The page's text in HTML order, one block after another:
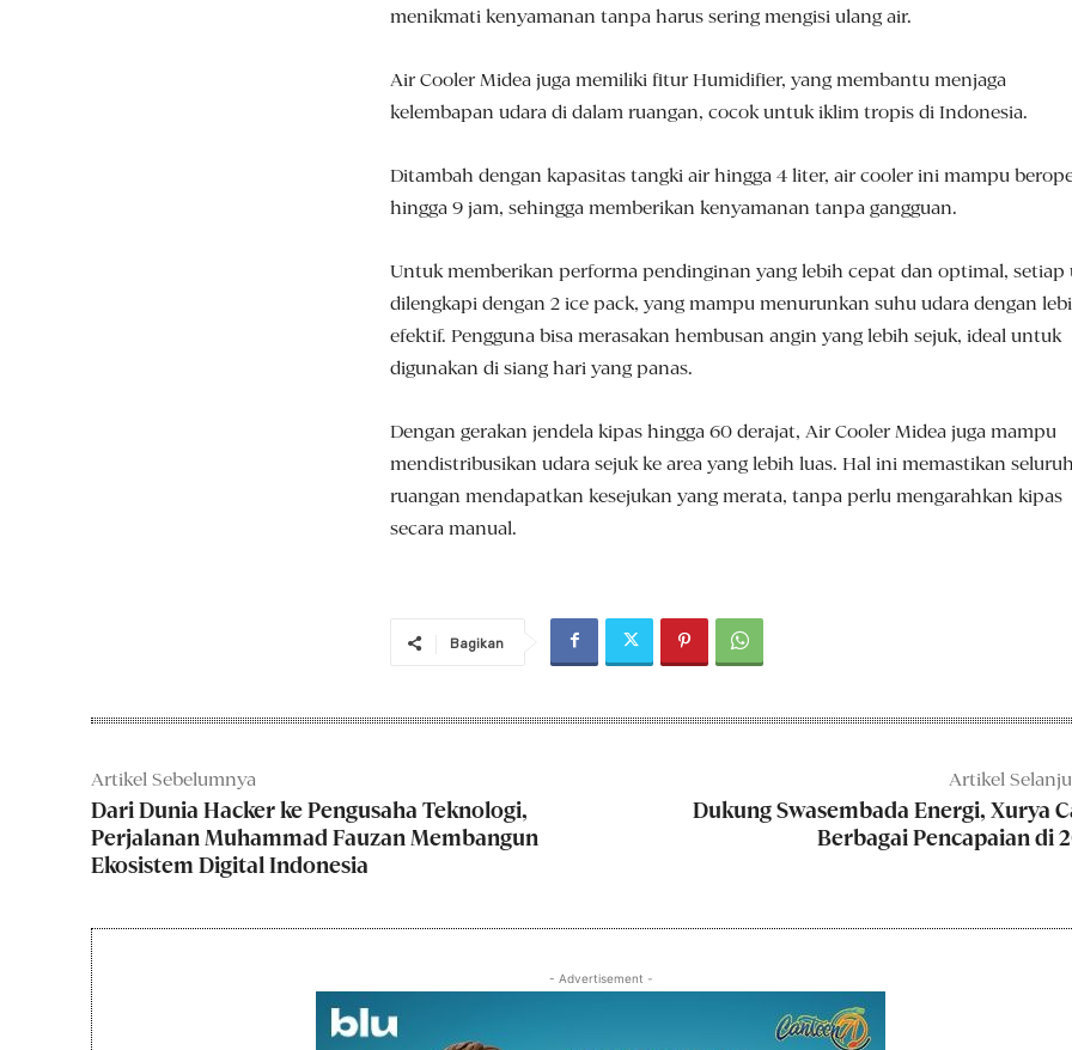
menikmati kenyamanan tanpa harus sering mengisi ulang air.
Air Cooler Midea juga memiliki fitur Humidifier, yang membantu menjaga
kelembapan udara di dalam ruangan, cocok untuk iklim tropis di Indonesia.
Ditambah dengan kapasitas tangki air hingga 4 liter, air cooler ini mampu
hingga 9 jam, sehingga memberikan kenyamanan tanpa gangguan.
Untuk memberikan performa pendinginan yang lebih cepat dan optimal, setiap
dilengkapi dengan 2 ice pack, yang mampu menurunkan suhu udara dengan
efektif. Pengguna bisa merasakan hembusan angin yang lebih sejuk, ideal untuk
digunakan di siang hari yang panas.
Dengan gerakan jendela kipas hingga 60 derajat, Air Cooler Midea juga mampu
mendistribusikan udara sejuk ke area yang lebih luas. Hal ini memastikan
ruangan mendapatkan kesejukan yang merata, tanpa perlu mengarahkan kipas
secara manual.
Bagikan
Artikel Sebelumnya
Dari Dunia Hacker ke Pengusaha Teknologi,
Perjalanan Muhammad Fauzan Membangun
Ekosistem Digital Indonesia
Artikel
Dukung Swasembada Energi, Xurya
Berbagai Pencapaian di
- Advertisement -